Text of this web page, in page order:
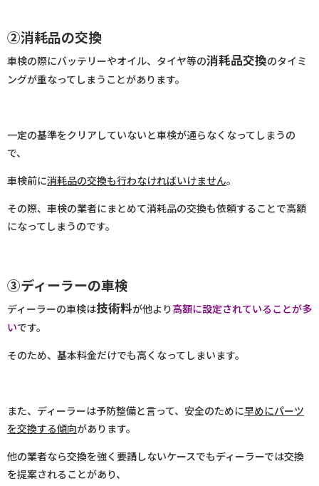
②消耗品の交換
車検の際にバッテリーやオイル、タイヤ等の消耗品交換のタイミ
ングが重なってしまうことがあります。
一定の基準をクリアしていないと車検が通らなくなってしまうの
で、
車検前に消耗品の交換も行わなければいけません。
その際、車検の業者にまとめて消耗品の交換も依頼することで高額
になってしまうのです。
③ディーラーの車検
ディーラーの車検は技術料が他より高額に設定されていることが多
いです。
そのため、基本料金だけでも高くなってしまいます。
また、ディーラーは予防整備と言って、安全のために早めにパーツ
を交換する傾向があります。
他の業者なら交換を強く要請しないケースでもディーラーでは交換
を提案されることがあり、